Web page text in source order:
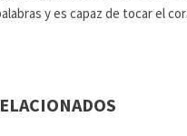
y es capaz de tocar el